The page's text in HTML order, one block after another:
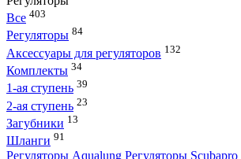
Все 403
Регуляторы 84
Аксессуары для регуляторов 132
Комплекты 34
1-ая ступень 39
2-ая ступень 23
Загубники 13
Шланги 91
Регуляторы Aqualung Регуляторы Scubapro